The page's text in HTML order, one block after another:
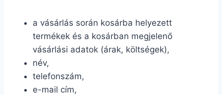
a vásárlás során kosárba helyezett
termékek és a kosárban megjelenő
vásárlási adatok (árak, költségek),
név,
telefonszám,
e-mail cím,